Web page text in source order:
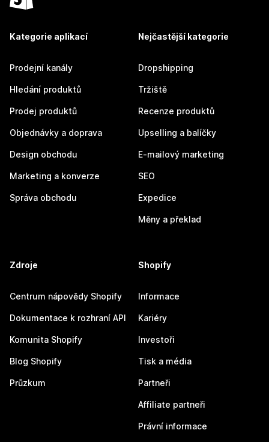
Kategorie aplikací
Prodejní kanály
Hledání produktů
Prodej produktů
Objednávky a doprava
Design obchodu
Marketing a konverze
Správa obchodu
Nejčastější kategorie
Dropshipping
Tržiště
Recenze produktů
Upselling a balíčky
E-mailový marketing
SEO
Expedice
Měny a překlad
Zdroje
Centrum nápovědy Shopify
Dokumentace k rozhraní API
Komunita Shopify
Blog Shopify
Průzkum
Shopify
Informace
Kariéry
Investoři
Tisk a média
Partneři
Affiliate partneři
Právní informace